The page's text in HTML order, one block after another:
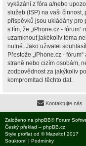
vykázání z fóra a/nebo
služeb (ISP) na vaši činnost,
příspěvků jsou ukládány pro
s tím, že „iPhone.cz -
uzamknout jakékoliv téma
nutné. Jako uživatel
Přestože „iPhone.cz -
straně nebo cizím osobám,
zodpovědnost za jakýkoliv
kompromitaci těchto dat.
Kontaktujte nás
Založeno na phpBB® Forum
Český překlad – phpBB.cz
Style proflat od ©Mazeltof 2017
Soukromí | Podmínky